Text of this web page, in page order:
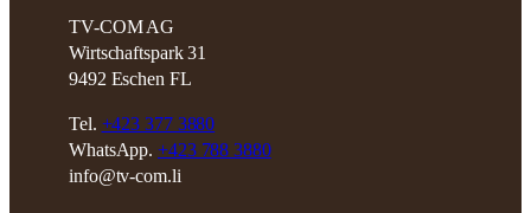
TV-COM AG
Wirtschaftspark 31
9492 Eschen FL
Tel. +423 377 3880
WhatsApp.+423 788 3880
info@tv-com.li